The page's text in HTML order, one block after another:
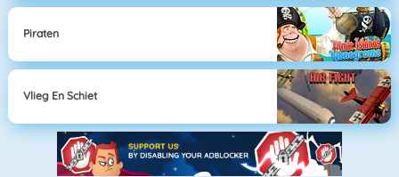
Piraten
Vlieg En Schiet